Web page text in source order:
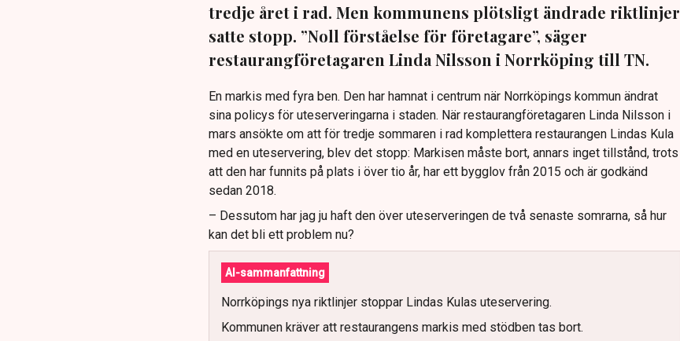
tredje året i rad. Men kommunens plötsligt ändrade riktlinjer
satte stopp. ”Noll förståelse för företagare”, säger
restaurangföretagaren Linda Nilsson i Norrköping till TN.
En markis med fyra ben. Den har hamnat i centrum när Norrköpings kommun ändrat
sina policys för uteserveringarna i staden. När restaurangföretagaren Linda Nilsson i
mars ansökte om att för tredje sommaren i rad komplettera restaurangen Lindas Kula
med en uteservering, blev det stopp: Markisen måste bort, annars inget tillstånd, trots
att den har funnits på plats i över tio år, har ett bygglov från 2015 och är godkänd
sedan 2018.
– Dessutom har jag ju haft den över uteserveringen de två senaste somrarna, så hur
kan det bli ett problem nu?
AI-sammanfattning
Norrköpings nya riktlinjer stoppar Lindas Kulas uteservering.
Kommunen kräver att restaurangens markis med stödben tas bort.